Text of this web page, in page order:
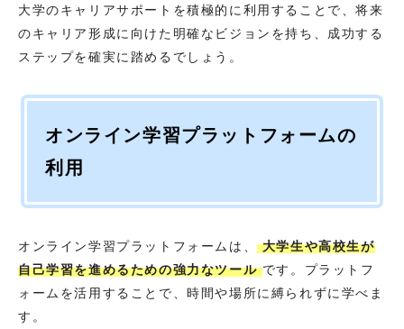
大学のキャリアサポートを積極的に利用することで、将来
のキャリア形成に向けた明確なビジョンを持ち、成功する
ステップを確実に踏めるでしょう。
オンライン学習プラットフォームの
利用
オンライン学習プラットフォームは、大学生や高校生が
自己学習を進めるための強力なツールです。プラットフ
ォームを活用することで、時間や場所に縛られずに学べま
す。